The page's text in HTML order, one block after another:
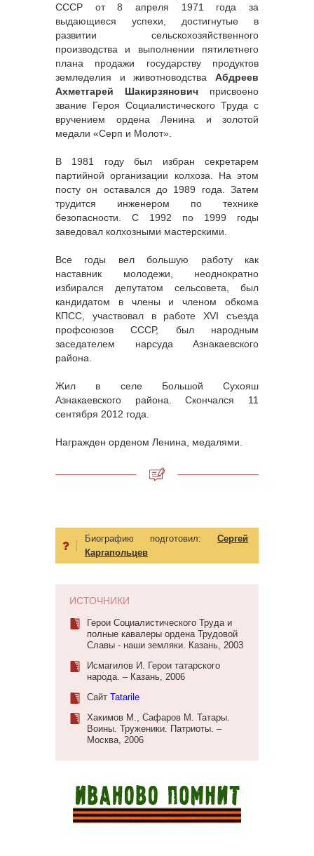
СССР от 8 апреля 1971 года за
выдающиеся успехи, достигнутые в
развитии сельскохозяйственного
производства и выполнении пятилетнего
плана продажи государству продуктов
земледелия и животноводства Абдреев
Ахметгарей Шакирзянович присвоено
звание Героя Социалистического Труда с
вручением ордена Ленина и золотой
медали «Серп и Молот».
В 1981 году был избран секретарем
партийной организации колхоза. На этом
посту он оставался до 1989 года. Затем
трудится инженером по технике
безопасности. С 1992 по 1999 годы
заведовал колхозными мастерскими.
Все годы вел большую работу как
наставник молодежи, неоднократно
избирался депутатом сельсовета, был
кандидатом в члены и членом обкома
КПСС, участвовал в работе XVI съезда
профсоюзов СССР, был народным
заседателем нарсуда Азнакаевского
района.
Жил в селе Большой Сухояш
Азнакаевского района. Скончался 11
сентября 2012 года.
Награжден орденом Ленина, медалями.
Биографию подготовил: Сергей
Каргапольцев
ИСТОЧНИКИ
Герои Социалистического Труда и
полные кавалеры ордена Трудовой
Славы - наши земляки. Казань, 2003
Исмагилов И. Герои татарского
народа. – Казань, 2006
Сайт Tatarile
Хакимов М., Сафаров М. Татары.
Воины. Труженики. Патриоты. –
Москва, 2006